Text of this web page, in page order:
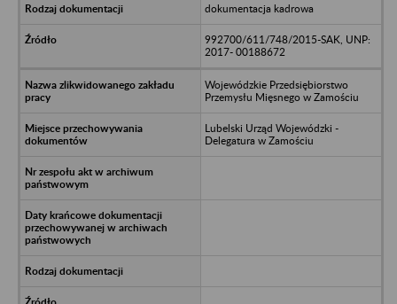
dokumentacja kadrowa
992700/611/748/2015-SAK, UNP:
2017- 00188672
Wojewódzkie Przedsiębiorstwo
Przemysłu Mięsnego w Zamościu
Lubelski Urząd Wojewódzki -
Delegatura w Zamościu